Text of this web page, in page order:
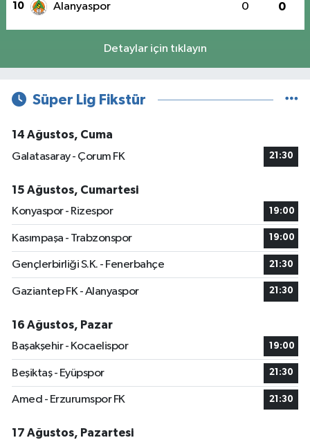
10 Alanyaspor 0 0
Detaylar için tıklayın
Süper Lig Fikstür
14 Ağustos, Cuma
Galatasaray - Çorum FK
21:30
15 Ağustos, Cumartesi
Konyaspor - Rizespor
19:00
Kasımpaşa - Trabzonspor 19:00
Gençlerbirliği S.K. - Fenerbahçe 21:30
Gaziantep FK - Alanyaspor 21:30
16 Ağustos, Pazar
Başakşehir - Kocaelispor
19:00
Beşiktaş - Eyüpspor 21:30
Amed - Erzurumspor FK 21:30
17 Ağustos, Pazartesi